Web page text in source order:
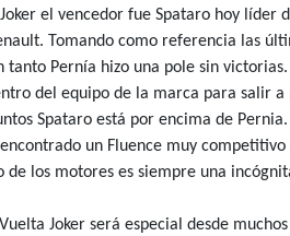
el vencedor fue Spataro hoy
Tomando como referencia las
tanto Pernía hizo una pole sin
del equipo de la marca para salir
Spataro está por encima de
un Fluence muy
de los motores es siempre una
Joker será especial desde